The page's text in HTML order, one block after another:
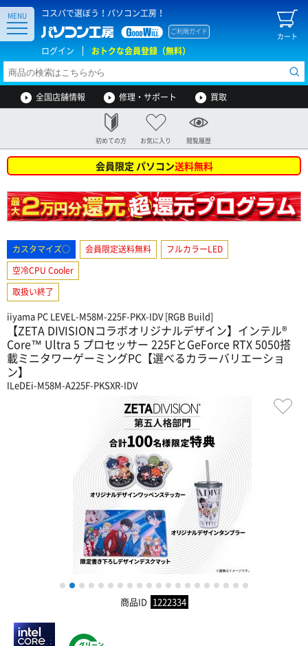
コスパで選ぼう！パソコン工房！
カート
ご利用ガイド
ログイン おトクな会員登録（無料）
MENU
全国店舗情報 修理・サポート 買取
初めての方 お気に入り 閲覧履歴
会員限定 パソコン送料無料
カスタマイズ○ 会員限定送料無料
フルカラーLED
空冷CPU Cooler
取扱い終了
iiyama PC LEVEL-M58M-225F-PKX-IDV [RGB Build]
【ZETA DIVISIONコラボオリジナルデザイン】インテル®
Core™ Ultra 5 プロセッサー 225FとGeForce RTX 5050搭
載ミニタワーゲーミングPC【選べるカラーバリエーショ
ン】
ILeDEi-M58M-A225F-PKSXR-IDV
1 2 3 4 5 6 7 8 9 10 11 12 13 14 15 16 17 18 19
商品ID 1222334